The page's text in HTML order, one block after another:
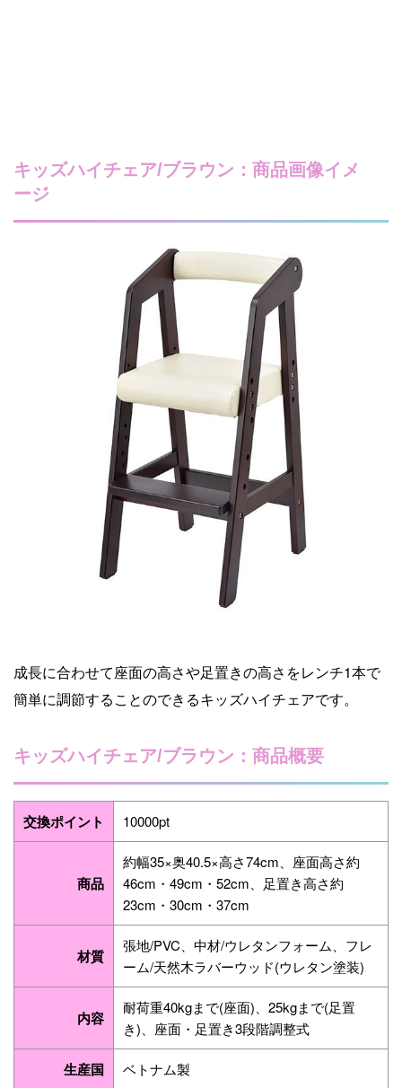
キッズハイチェア/ブラウン：商品画像イメ
ージ
成長に合わせて座面の高さや足置きの高さをレンチ1本で
簡単に調節することのできるキッズハイチェアです。
キッズハイチェア/ブラウン：商品概要
交換ポイント 10000pt
商品
約幅35×奥40.5×高さ74cm、座面高さ約
46cm・49cm・52cm、足置き高さ約
23cm・30cm・37cm
材質
張地/PVC、中材/ウレタンフォーム、フレ
ーム/天然木ラバーウッド(ウレタン塗装)
内容
耐荷重40kgまで(座面)、25kgまで(足置
き)、座面・足置き3段階調整式
生産国 ベトナム製